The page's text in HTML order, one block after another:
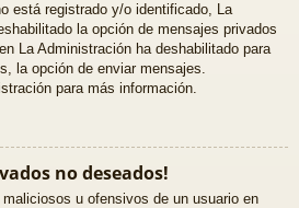
está registrado y/o identificado, La
la opción de mensajes privados
La Administración ha deshabilitado para
la opción de enviar mensajes.
para más información.
no deseados!
u ofensivos de un usuario en